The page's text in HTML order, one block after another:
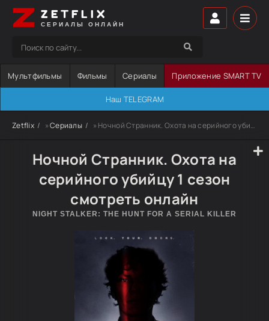
ZETFLIX
СЕРИАЛЫ ОНЛАЙН
Мультфильмы Фильмы Сериалы Приложение SMART TV
Наш TELEGRAM
Zetflix »Сериалы » Ночной Странник. Охота на серийного убийцу
Ночной Странник. Охота на
серийного убийцу 1 сезон
смотреть онлайн
NIGHT STALKER: THE HUNT FOR A SERIAL KILLER